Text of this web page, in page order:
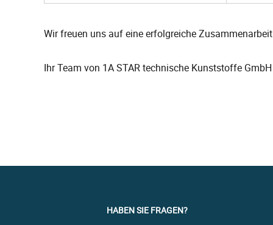
Wir freuen uns auf eine erfolgreiche Zusammenarbeit
Ihr Team von 1A STAR technische Kunststoffe GmbH
HABEN SIE FRAGEN?